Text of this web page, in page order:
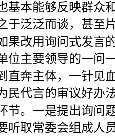
基本能够反映群众
于泛泛而谈，甚至
果改用询问式发言
位主要领导的一问
直奔主体，一针见
民代言的审议好办
节。一是提出询问
听取常委会组成人